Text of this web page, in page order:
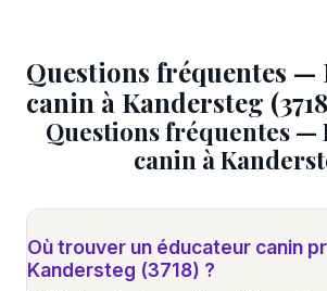
Questions fréquentes —
canin à Kandersteg
Questions fréquentes —
canin à
Où trouver un éducateur canin
Kandersteg (3718) ?